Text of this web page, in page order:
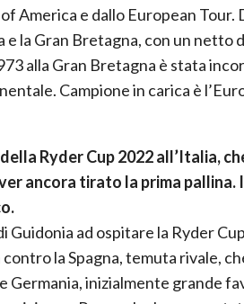
America e dallo European Tour.
e la Gran Bretagna, con un netto
alla Gran Bretagna è stata
Campione in carica è
Ryder Cup 2022 all’Italia,
ancora tirato la prima pallina.
ad ospitare la Ryder
la Spagna, temuta rivale,
Germania, inizialmente grande